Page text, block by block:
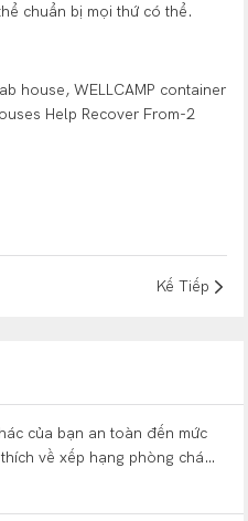
chuẩn bị mọi thứ có thể.
Kế Tiếp
của bạn an toàn đến mức
về xếp hạng phòng cháy,